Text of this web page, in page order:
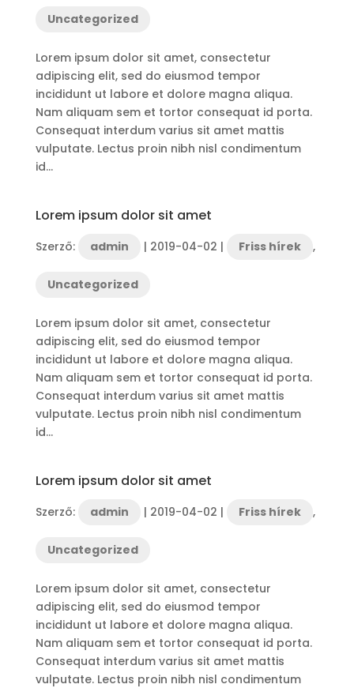
Uncategorized
Lorem ipsum dolor sit amet, consectetur
adipiscing elit, sed do eiusmod tempor
incididunt ut labore et dolore magna aliqua.
Nam aliquam sem et tortor consequat id porta.
Consequat interdum varius sit amet mattis
vulputate. Lectus proin nibh nisl condimentum
id...
Lorem ipsum dolor sit amet
Szerző: admin | 2019-04-02 | Friss hírek ,
Uncategorized
Lorem ipsum dolor sit amet, consectetur
adipiscing elit, sed do eiusmod tempor
incididunt ut labore et dolore magna aliqua.
Nam aliquam sem et tortor consequat id porta.
Consequat interdum varius sit amet mattis
vulputate. Lectus proin nibh nisl condimentum
id...
Lorem ipsum dolor sit amet
Szerző: admin | 2019-04-02 | Friss hírek ,
Uncategorized
Lorem ipsum dolor sit amet, consectetur
adipiscing elit, sed do eiusmod tempor
incididunt ut labore et dolore magna aliqua.
Nam aliquam sem et tortor consequat id porta.
Consequat interdum varius sit amet mattis
vulputate. Lectus proin nibh nisl condimentum